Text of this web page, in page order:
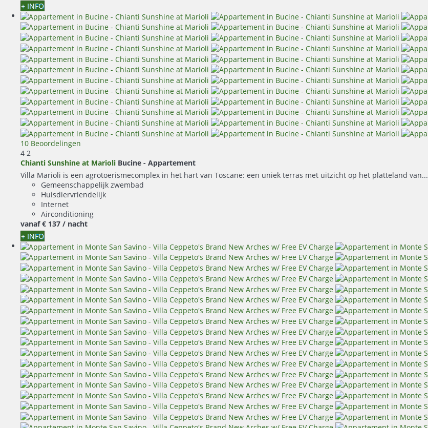
+ INFO
10 Beoordelingen
4 2
Chianti Sunshine at Marioli Bucine - Appartement
Villa Marioli is een agrotoerismecomplex in het hart van Toscane: een uniek terras met uitzicht op het platteland van...
Gemeenschappelijk zwembad
Huisdiervriendelijk
Internet
Airconditioning
vanaf € 137 / nacht
+ INFO